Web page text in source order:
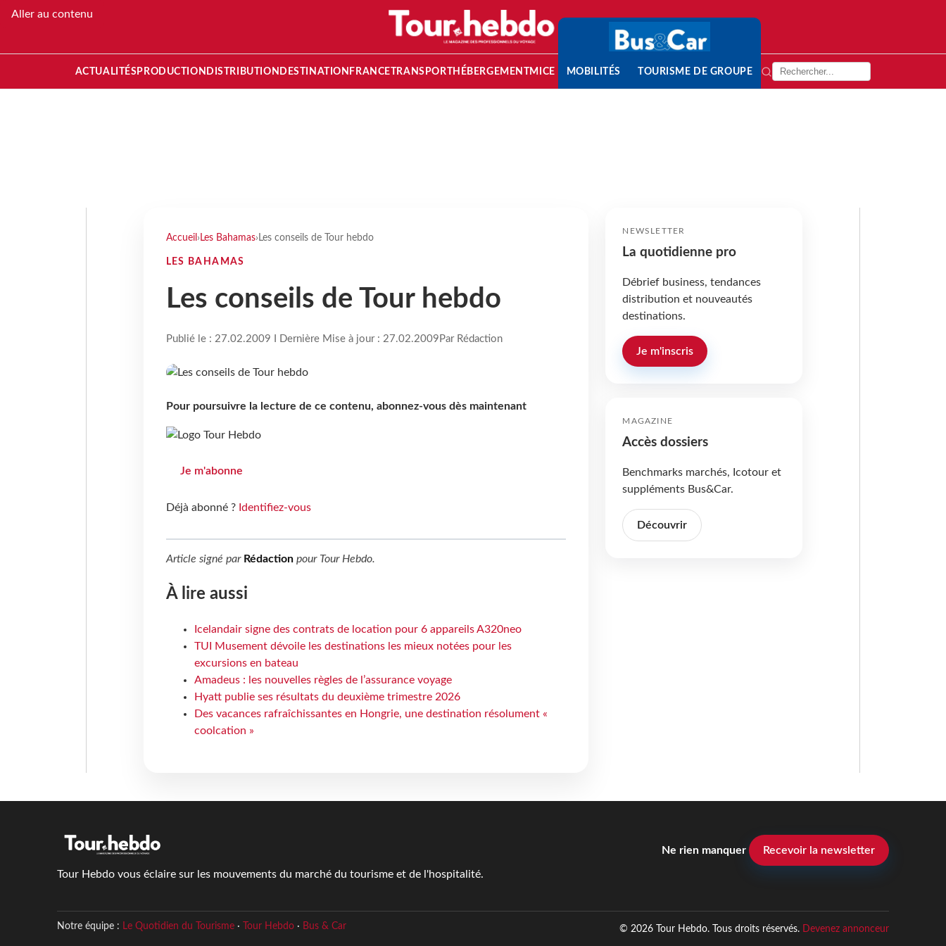
Aller au contenu
ACTUALITÉS PRODUCTION DISTRIBUTION DESTINATION FRANCETRANSPORT HÉBERGEMENTMICE MOBILITÉS TOURISME DE GROUPE
Accueil › Les Bahamas› Les conseils de Tour hebdo
LES BAHAMAS
Les conseils de Tour hebdo
Publié le : 27.02.2009 I Dernière Mise à jour : 27.02.2009 Par Rédaction
Pour poursuivre la lecture de ce contenu, abonnez-vous dès maintenant
Je m'abonne
Déjà abonné ? Identifiez-vous
Article signé par Rédactionpour Tour Hebdo.
À lire aussi
Icelandair signe des contrats de location pour 6 appareils A320neo
TUI Musement dévoile les destinations les mieux notées pour les
excursions en bateau
Amadeus : les nouvelles règles de l’assurance voyage
Hyatt publie ses résultats du deuxième trimestre 2026
Des vacances rafraîchissantes en Hongrie, une destination résolument «
coolcation »
NEWSLETTER
La quotidienne pro
Débrief business, tendances
distribution et nouveautés
destinations.
Je m'inscris
MAGAZINE
Accès dossiers
Benchmarks marchés, Icotour et
suppléments Bus&Car.
Découvrir
Tour Hebdo vous éclaire sur les mouvements du marché du tourisme et de l'hospitalité.
Ne rien manquer Recevoir la newsletter
Notre équipe : Le Quotidien du Tourisme· Tour Hebdo· Bus & Car © 2026 Tour Hebdo. Tous droits réservés. Devenez annonceur